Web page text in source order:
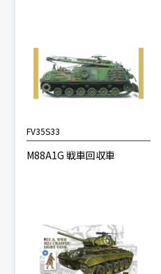
FV35S33
M88A1G 戦車回収車